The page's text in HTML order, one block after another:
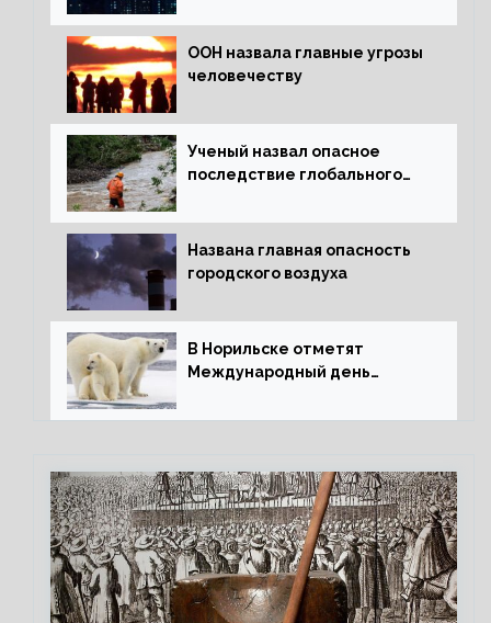
ООН назвала главные угрозы
человечеству
Ученый назвал опасное
последствие глобального
Названа главная опасность
городского воздуха
В Норильске отметят
Международный день